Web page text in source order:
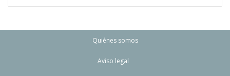
Quiénes somos
Aviso legal